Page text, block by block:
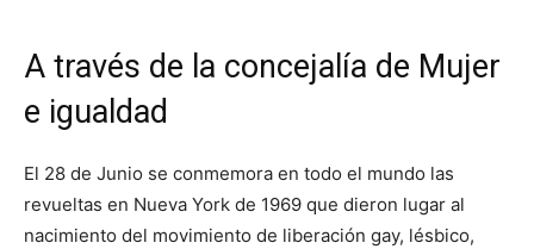
A través de la concejalía de Mujer
e igualdad
El 28 de Junio se conmemora en todo el mundo las
revueltas en Nueva York de 1969 que dieron lugar al
nacimiento del movimiento de liberación gay, lésbico,